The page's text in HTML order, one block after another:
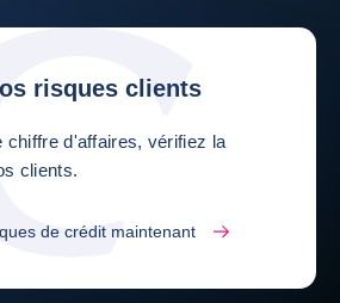
risques clients
chiffre d'affaires, vérifiez la
clients.
de crédit maintenant